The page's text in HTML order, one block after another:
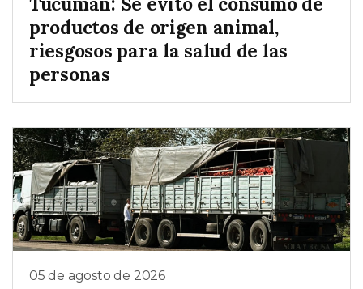
productos de origen animal,
riesgosos para la salud de las
personas
05 de agosto de 2026